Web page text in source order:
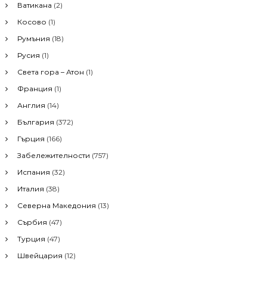
a
v
i
g
a
t
i
o
n
f
o
r
Ватикана (2)
Косово (1)
Румъния (18)
Русия (1)
Света гора – Атон (1)
Франция (1)
Англия (14)
България (372)
Гърция (166)
Забележителности (757)
Испания (32)
Италия (38)
Северна Македония (13)
Сърбия (47)
Турция (47)
Швейцария (12)